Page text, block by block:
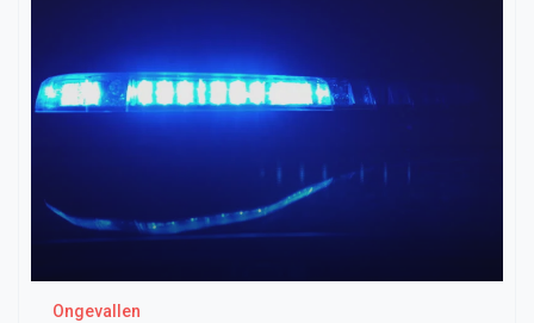
Ongevallen